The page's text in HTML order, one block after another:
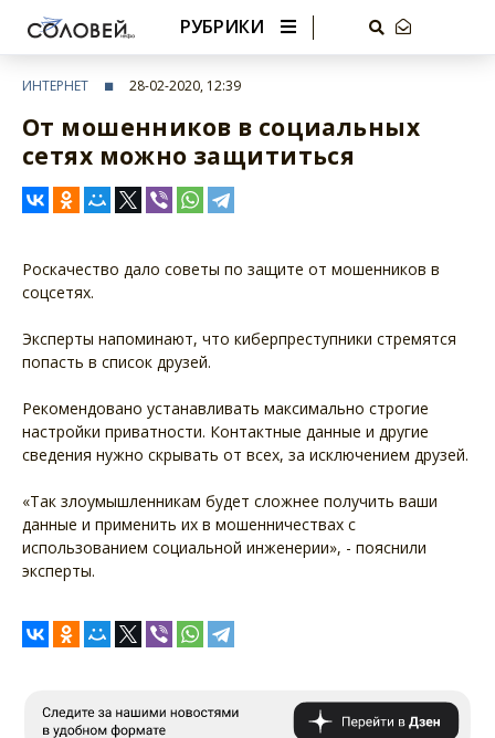
РУБРИКИ
ИНТЕРНЕТ 28-02-2020, 12:39
От мошенников в социальных
сетях можно защититься
Роскачество дало советы по защите от мошенников в
соцсетях.
Эксперты напоминают, что киберпреступники стремятся
попасть в список друзей.
Рекомендовано устанавливать максимально строгие
настройки приватности. Контактные данные и другие
сведения нужно скрывать от всех, за исключением друзей.
«Так злоумышленникам будет сложнее получить ваши
данные и применить их в мошенничествах с
использованием социальной инженерии», - пояснили
эксперты.